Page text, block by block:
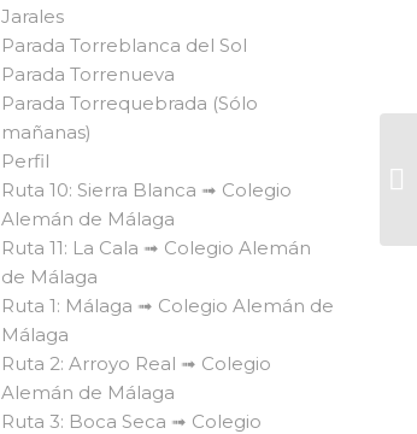
Jarales
Parada Torreblanca del Sol
Parada Torrenueva
Parada Torrequebrada (Sólo
mañanas)
Perfil
Ruta 10: Sierra Blanca ➟ Colegio
Alemán de Málaga
Ruta 11: La Cala ➟ Colegio Alemán
de Málaga
Ruta 1: Málaga ➟ Colegio Alemán de
Málaga
Ruta 2: Arroyo Real ➟ Colegio
Alemán de Málaga
Ruta 3: Boca Seca ➟ Colegio